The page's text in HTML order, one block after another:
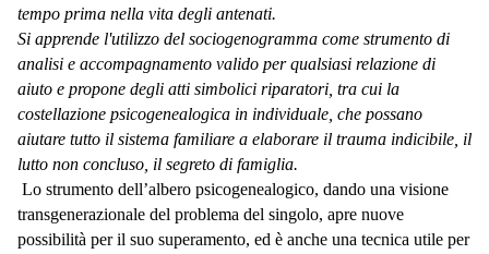
tempo prima nella vita degli antenati.
Si apprende l'utilizzo del sociogenogramma come strumento di
analisi e accompagnamento valido per qualsiasi relazione di
aiuto e propone degli atti simbolici riparatori, tra cui la
costellazione psicogenealogica in individuale, che possano
aiutare tutto il sistema familiare a elaborare il trauma indicibile, il
lutto non concluso, il segreto di famiglia.
Lo strumento dell’albero psicogenealogico, dando una visione
transgenerazionale del problema del singolo, apre nuove
possibilità per il suo superamento, ed è anche una tecnica utile per